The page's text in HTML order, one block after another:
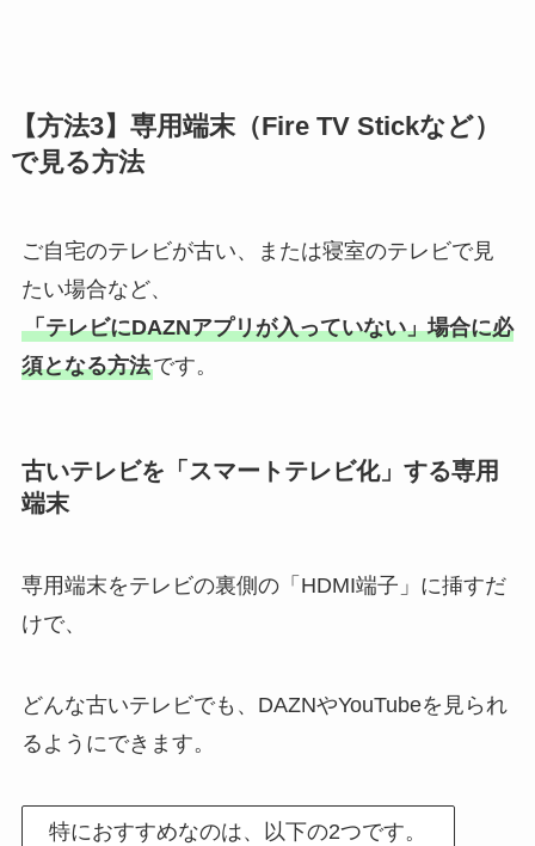
【方法3】専用端末（Fire TV Stickなど）
で見る方法
ご自宅のテレビが古い、または寝室のテレビで見
たい場合など、
「テレビにDAZNアプリが入っていない」場合に必
須となる方法です。
古いテレビを「スマートテレビ化」する専用
端末
専用端末をテレビの裏側の「HDMI端子」に挿すだ
けで、
どんな古いテレビでも、DAZNやYouTubeを見られ
るようにできます。
特におすすめなのは、以下の2つです。